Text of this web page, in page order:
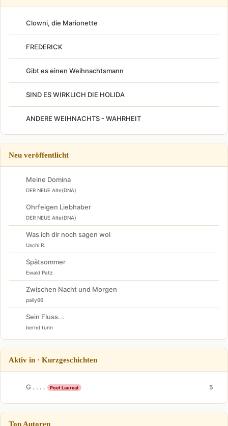
Clowni, die Marionette
FREDERICK
Gibt es einen Weihnachtsmann
SIND ES WIRKLICH DIE HOLIDA
ANDERE WEIHNACHTS - WAHRHEIT
Neu veröffentlicht
Meine Domina
DER NEUE Alte(DNA)
Ohrfeigen Liebhaber
DER NEUE Alte(DNA)
Was ich dir noch sagen wol
Uschi R.
Spätsommer
Ewald Patz
Zwischen Nacht und Morgen
pally66
Sein Fluss...
bernd tunn
Aktiv in · Kurzgeschichten
G . . . . Poet Laureat 5
Top Autoren